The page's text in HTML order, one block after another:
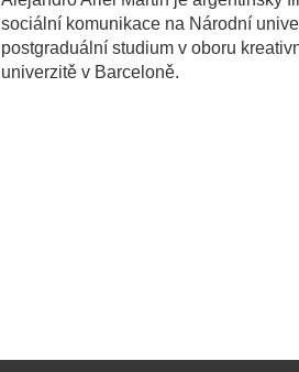
sociální komunikace na Národní
postgraduální studium v oboru
univerzitě v Barceloně.